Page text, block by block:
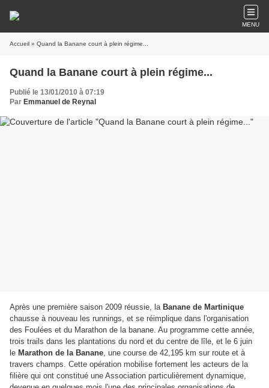
MENU
Accueil » Quand la Banane court à plein régime...
Quand la Banane court à plein régime...
Publié le 13/01/2010 à 07:19
Par Emmanuel de Reynal
Après une première saison 2009 réussie, la Banane de Martinique
chausse à nouveau les runnings, et se réimplique dans l'organisation
des Foulées et du Marathon de la banane. Au programme cette année,
trois trails dans les plantations du nord et du centre de lîle, et le 6 juin
le Marathon de la Banane, une course de 42,195 km sur route et à
travers champs. Cette opération mobilise fortement les acteurs de la
filière qui ont constitué une Association particulièrement dynamique,